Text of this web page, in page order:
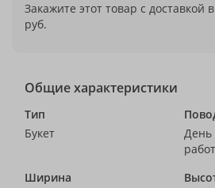
Закажите этот товар с доставкой
руб.
Общие характеристики
Тип
Букет
День
Ширина